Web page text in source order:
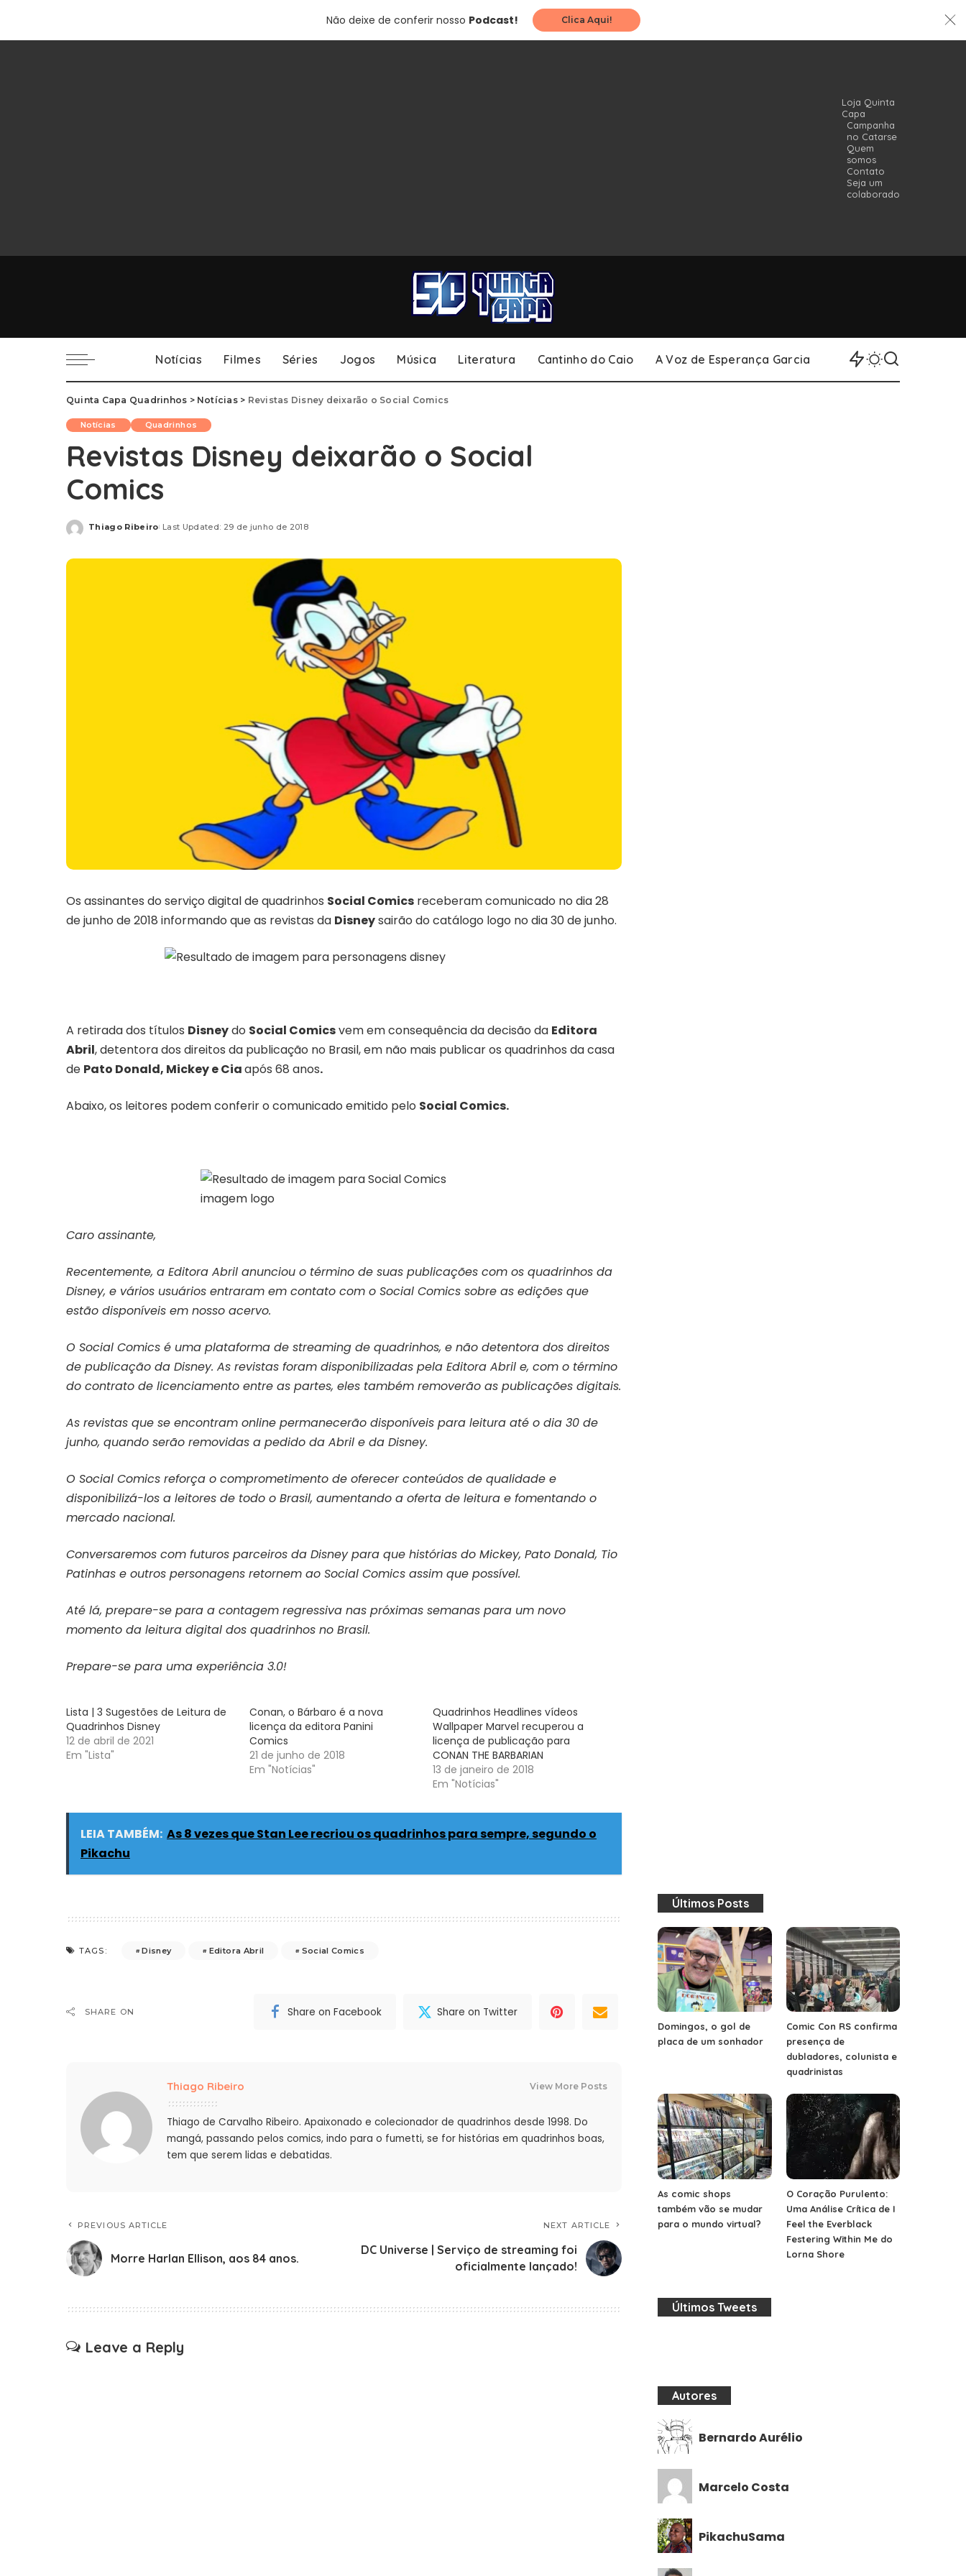
Não deixe de conferir nosso Podcast! Clica Aqui!
Loja Quinta
Capa
Campanha
no Catarse
Quem
somos
Contato
Seja um
colaborador
Notícias Filmes Séries Jogos Música Literatura Cantinho do Caio A Voz de Esperança Garcia
Quinta Capa Quadrinhos > Notícias> Revistas Disney deixarão o Social Comics
Notícias Quadrinhos
Revistas Disney deixarão o Social
Comics
Posted
Thiago Ribeiro Last Updated: 29 de junho de 2018
Os assinantes do serviço digital de quadrinhos Social Comics receberam comunicado no dia 28
de junho de 2018 informando que as revistas da Disneysairão do catálogo logo no dia 30 de junho.
A retirada dos títulos Disneydo Social Comicsvem em consequência da decisão da Editora
Abril, detentora dos direitos da publicação no Brasil,em não mais publicar os quadrinhos da casa
de Pato Donald, Mickey e Ciaapós 68 anos.
Abaixo, os leitores podem conferir o comunicado emitido pelo Social Comics.
Caro assinante,
Recentemente, a Editora Abril anunciou o término de suas publicações com os quadrinhos da
Disney, e vários usuários entraram em contato com o Social Comics sobre as edições que
estão disponíveis em nosso acervo.
O Social Comics é uma plataforma de streaming de quadrinhos, e não detentora dos direitos
de publicação da Disney. As revistas foram disponibilizadas pela Editora Abril e, com o término
do contrato de licenciamento entre as partes, eles também removerão as publicações digitais.
As revistas que se encontram online permanecerão disponíveis para leitura até o dia 30 de
junho, quando serão removidas a pedido da Abril e da Disney.
O Social Comics reforça o comprometimento de oferecer conteúdos de qualidade e
disponibilizá-los a leitores de todo o Brasil, aumentando a oferta de leitura e fomentando o
mercado nacional.
Conversaremos com futuros parceiros da Disney para que histórias do Mickey, Pato Donald, Tio
Patinhas e outros personagens retornem ao Social Comics assim que possível.
Até lá, prepare-se para a contagem regressiva nas próximas semanas para um novo
momento da leitura digital dos quadrinhos no Brasil.
Prepare-se para uma experiência 3.0!
Lista | 3 Sugestões de Leitura de
Quadrinhos Disney
12 de abril de 2021
Em "Lista"
Conan, o Bárbaro é a nova
licença da editora Panini
Comics
21 de junho de 2018
Em "Notícias"
Quadrinhos Headlines vídeos
Wallpaper Marvel recuperou a
licença de publicação para
CONAN THE BARBARIAN
13 de janeiro de 2018
Em "Notícias"
LEIA TAMBÉM: As 8 vezes que Stan Lee recriou os quadrinhos para sempre, segundo o
Pikachu
TAGS: Disney Editora Abril Social Comics
SHARE ON Share on Facebook Share on Twitter
Thiago Ribeiro View More Posts
Thiago de Carvalho Ribeiro. Apaixonado e colecionador de quadrinhos desde 1998. Do
mangá, passando pelos comics, indo para o fumetti, se for histórias em quadrinhos boas,
tem que serem lidas e debatidas.
PREVIOUS ARTICLE
Morre Harlan Ellison, aos 84 anos.
NEXT ARTICLE
DC Universe | Serviço de streaming foi
oficialmente lançado!
Leave a Reply
Últimos Posts
Domingos, o gol de
placa de um sonhador
Comic Con RS confirma
presença de
dubladores, colunista e
quadrinistas
As comic shops
também vão se mudar
para o mundo virtual?
O Coração Purulento:
Uma Análise Crítica de I
Feel the Everblack
Festering Within Me do
Lorna Shore
Últimos Tweets
Autores
Bernardo Aurélio
Marcelo Costa
PikachuSama